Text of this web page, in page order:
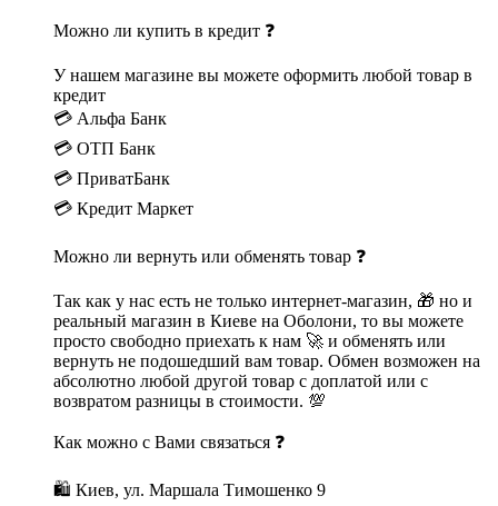
Можно ли купить в кредит ❓
У нашем магазине вы можете оформить любой товар в
кредит
💳 Альфа Банк
💳 ОТП Банк
💳 ПриватБанк
💳 Кредит Маркет
Можно ли вернуть или обменять товар ❓
Так как у нас есть не только интернет-магазин, 🎁 но и
реальный магазин в Киеве на Оболони, то вы можете
просто свободно приехать к нам 🚀 и обменять или
вернуть не подошедший вам товар. Обмен возможен на
абсолютно любой другой товар с доплатой или с
возвратом разницы в стоимости. 💯
Как можно с Вами связаться ❓
🛍 Киев, ул. Маршала Тимошенко 9